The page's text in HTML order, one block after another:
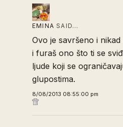
EMINA SAID…
Ovo je savršeno i
i furaš ono što ti se
ljude koji se
glupostima.
8/08/2013 08:55:00 pm